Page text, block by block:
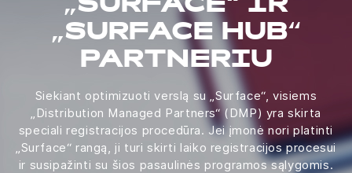
„SURFACE“ IR
„SURFACE HUB“
PARTNERIU
Siekiant optimizuoti verslą su „Surface“, visiems
„Distribution Managed Partners“ (DMP) yra skirta
speciali registracijos procedūra. Jei įmonė nori platinti
„Surface“ rangą, ji turi skirti laiko registracijos procesui
ir susipažinti su šios pasaulinės programos sąlygomis.